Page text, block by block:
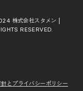
株式会社スタメン |
RESERVED.
とプライバシーポリシー